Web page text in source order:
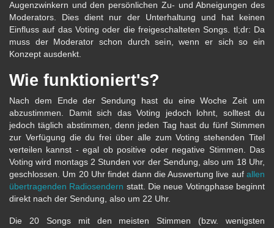
Augenzwinkern und den persönlichen Zu- und Abneigungen des
Moderators. Dies dient nur der Unterhaltung und hat keinen
Einfluss auf das Voting oder die freigeschalteten Songs. tl;dr: Da
muss der Moderator schon durch sein, wenn er sich so ein
Konzept ausdenkt.
Wie funktioniert's?
Nach dem Ende der Sendung hast du eine Woche Zeit um
abzustimmen. Damit sich das Voting jedoch lohnt, solltest du
jedoch täglich abstimmen, denn jeden Tag hast du fünf Stimmen
zur Verfügung die du frei über alle zum Voting stehenden Titel
verteilen kannst - egal ob positive oder negative Stimmen. Das
Voting wird montags 2 Stunden vor der Sendung, also um 18 Uhr,
geschlossen. Um 20 Uhr findet dann die Auswertung live auf allen
übertragenden Radiosendern statt. Die neue Votingphase beginnt
direkt nach der Sendung, also um 22 Uhr.
Die 20 Songs mit den meisten Stimmen (bzw. wenigsten